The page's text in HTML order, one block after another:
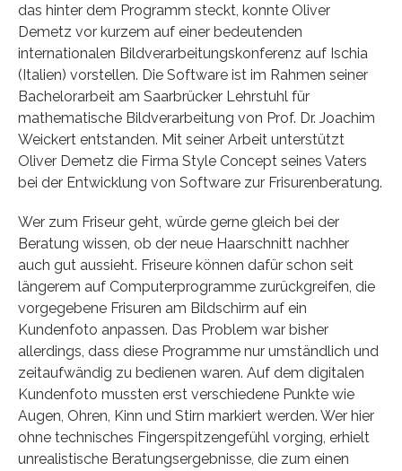
das hinter dem Programm steckt, konnte Oliver
Demetz vor kurzem auf einer bedeutenden
internationalen Bildverarbeitungskonferenz auf Ischia
(Italien) vorstellen. Die Software ist im Rahmen seiner
Bachelorarbeit am Saarbrücker Lehrstuhl für
mathematische Bildverarbeitung von Prof. Dr. Joachim
Weickert entstanden. Mit seiner Arbeit unterstützt
Oliver Demetz die Firma Style Concept seines Vaters
bei der Entwicklung von Software zur Frisurenberatung.
Wer zum Friseur geht, würde gerne gleich bei der
Beratung wissen, ob der neue Haarschnitt nachher
auch gut aussieht. Friseure können dafür schon seit
längerem auf Computerprogramme zurückgreifen, die
vorgegebene Frisuren am Bildschirm auf ein
Kundenfoto anpassen. Das Problem war bisher
allerdings, dass diese Programme nur umständlich und
zeitaufwändig zu bedienen waren. Auf dem digitalen
Kundenfoto mussten erst verschiedene Punkte wie
Augen, Ohren, Kinn und Stirn markiert werden. Wer hier
ohne technisches Fingerspitzengefühl vorging, erhielt
unrealistische Beratungsergebnisse, die zum einen